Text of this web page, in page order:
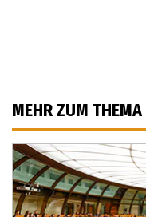
MEHR ZUM THEMA